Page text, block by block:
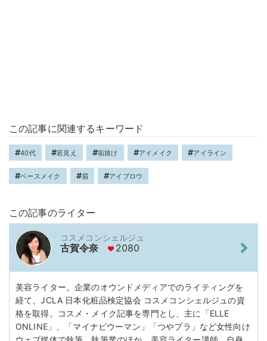
この記事に関連するキーワード
40代 若見え 垢抜け アイメイク アイライン
ベースメイク 眉 アイブロウ
この記事のライター
コスメコンシェルジュ
古賀令奈 2080
美容ライター。企業のオウンドメディアでのライティングを
経て、JCLA 日本化粧品検定協会 コスメコンシェルジュの資
格を取得。コスメ・メイク記事を専門とし、主に「ELLE
ONLINE」、「マイナビウーマン」「つやプラ」など女性向け